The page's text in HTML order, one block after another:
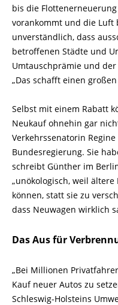
bis die
vorankommt und die Luft
unverständlich, dass
betroffenen Städte und
Umtauschprämie und
„Das schafft einen
Selbst mit einem Rabatt
Neukauf ohnehin gar
Verkehrssenatorin
Bundesregierung. Sie
schreibt Günther im
„unökologisch, weil
können, statt sie zu
dass Neuwagen wirklich
Das Aus für
„Bei Millionen
Kauf neuer Autos zu
Schleswig-Holsteins